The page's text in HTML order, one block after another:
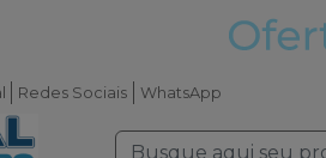
Redes Sociais WhatsApp